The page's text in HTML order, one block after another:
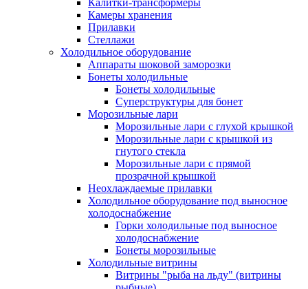
Калитки-трансформеры
Камеры хранения
Прилавки
Стеллажи
Холодильное оборудование
Аппараты шоковой заморозки
Бонеты холодильные
Бонеты холодильные
Суперструктуры для бонет
Морозильные лари
Морозильные лари с глухой крышкой
Морозильные лари с крышкой из
гнутого стекла
Морозильные лари с прямой
прозрачной крышкой
Неохлаждаемые прилавки
Холодильное оборудование под выносное
холодоснабжение
Горки холодильные под выносное
холодоснабжение
Бонеты морозильные
Холодильные витрины
Витрины "рыба на льду" (витрины